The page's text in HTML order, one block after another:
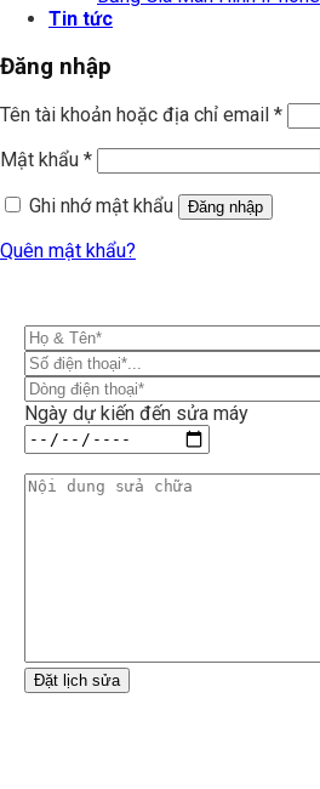
Tin tức
Đăng nhập
Tên tài khoản hoặc địa chỉ email *
Mật khẩu *
Ghi nhớ mật khẩu
Đăng nhập
Quên mật khẩu?
Ngày dự kiến đến sửa máy